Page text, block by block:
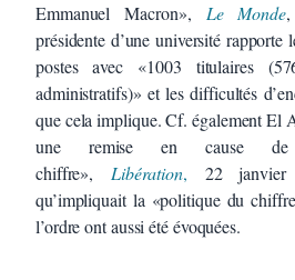
Emmanuel Macron», Le Monde,
présidente d’une université rapporte
postes avec «1003 titulaires
administratifs)» et les difficultés
que cela implique. Cf. également El
une remise en cause
chiffre», Libération, 22 janvier
qu’impliquait la «politique du
l’ordre ont aussi été évoquées.